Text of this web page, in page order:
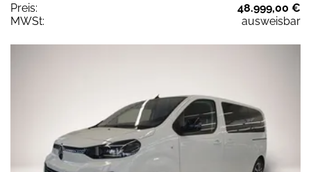
Preis:
48.999,00 €
MWSt:
ausweisbar